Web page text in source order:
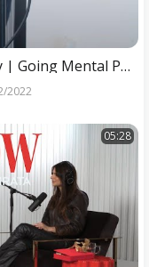
Bella Thorne on Growing Up Disney | Going Mental Podcast
2022
05:28